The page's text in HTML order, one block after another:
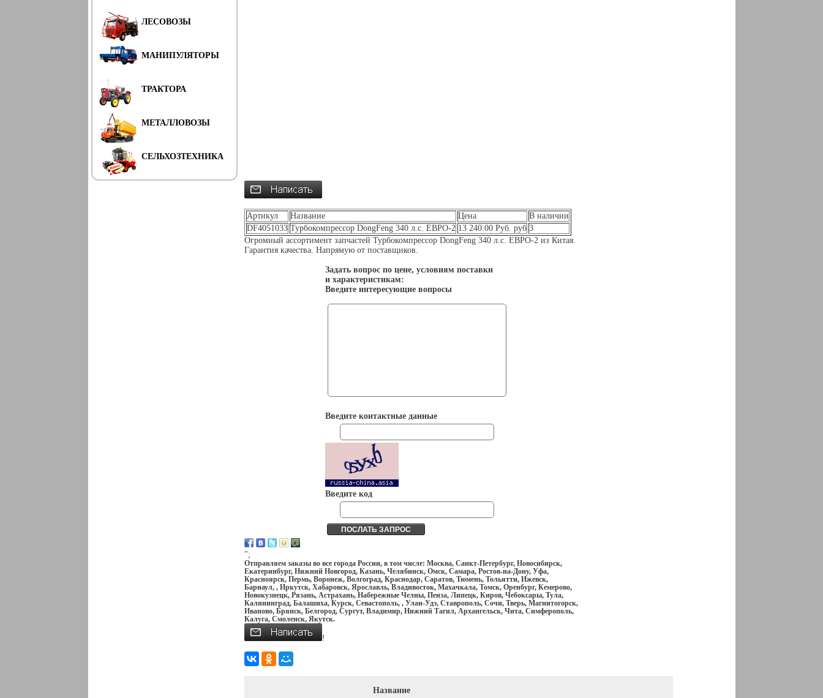
ЛЕСОВОЗЫ
МАНИПУЛЯТОРЫ
ТРАКТОРА
МЕТАЛЛОВОЗЫ
СЕЛЬХОЗТЕХНИКА
Артикул Название Цена
В наличии
DF4051033 Турбокомпрессор DongFeng 340 л.с. ЕВРО-2 13 240.00 Руб. руб 3
Огромный ассортимент запчастей Турбокомпрессор DongFeng 340 л.с. ЕВРО-2 из Китая.
Гарантия качества. Напрямую от поставщиков.
Задать вопрос по цене, условиям поставки
и характеристикам:
Введите интересующие вопросы
Введите контактные данные
Введите код
";
Отправляем заказы во все города России, в том числе: Москва, Санкт-Петербург, Новосибирск,
Екатеринбург, Нижний Новгород, Казань, Челябинск, Омск, Самара, Ростов-на-Дону, Уфа,
Красноярск, Пермь, Воронеж, Волгоград, Краснодар, Саратов, Тюмень, Тольятти, Ижевск,
Барнаул, , Иркутск, Хабаровск, Ярославль, Владивосток, Махачкала, Томск, Оренбург, Кемерово,
Новокузнецк, Рязань, Астрахань, Набережные Челны, Пенза, Липецк, Киров, Чебоксары, Тула,
Калининград, Балашиха, Курск, Севастополь, , Улан-Удэ, Ставрополь, Сочи, Тверь, Магнитогорск,
Иваново, Брянск, Белгород, Сургут, Владимир, Нижний Тагил, Архангельск, Чита, Симферополь,
Калуга, Смоленск, Якутск.
!
Название